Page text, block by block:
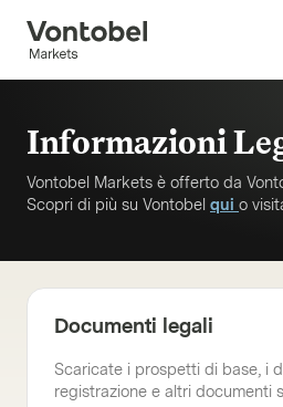
Informazioni
Vontobel Markets è offerto da
Scopri di più su Vontobel qui o
Documenti legali
Scaricate i prospetti di base, i
registrazione e altri documenti